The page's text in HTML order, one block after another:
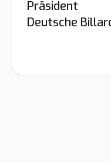
Präsident
Deutsche